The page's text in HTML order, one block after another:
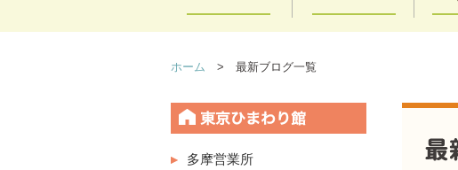
ホーム > 最新ブログ一覧
多摩営業所